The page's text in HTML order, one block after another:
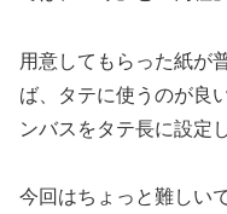
用意してもらった紙が
ば、タテに使うのが良
ンバスをタテ長に設定
今回はちょっと難しい